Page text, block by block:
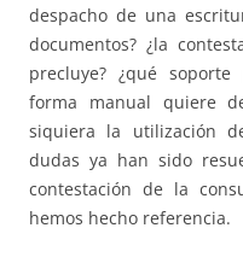
despacho de una
documentos? ¿la
precluye? ¿qué
forma manual quiere
siquiera la utilización
dudas ya han sido
contestación de la
hemos hecho referencia.